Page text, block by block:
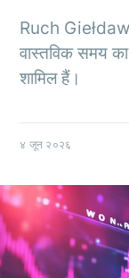
Ruch
वास्तविक समय
शामिल हैं।
४ जून २०२६